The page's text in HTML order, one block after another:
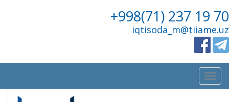
+998(71) 237 19 70
iqtisoda_m@tiiame.uz